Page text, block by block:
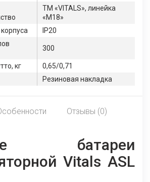
TM «VITALS», линейка
«M18»
IP20
300
кг
0,65/0,71
Резиновая накладка
Отзывы (0)
батареи
Vitals ASL